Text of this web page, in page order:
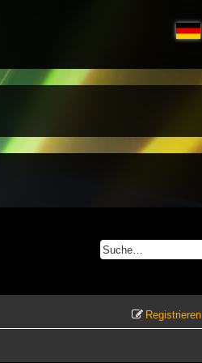
Registrieren